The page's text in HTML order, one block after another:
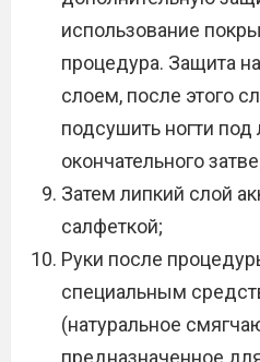
использование
процедура. Защита
слоем, после этого
подсушить ногти
окончательного
Затем липкий слой
салфеткой;
Руки после
специальным
(натуральное
предназначенное